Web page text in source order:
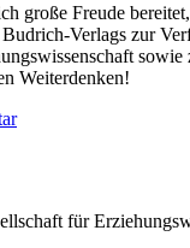
große Freude
Verlags zur
Weiterdenken!
für